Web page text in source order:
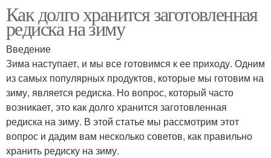
Как долго хранится заготовленная
редиска на зиму
Введение
Зима наступает, и мы все готовимся к ее приходу. Одним
из самых популярных продуктов, которые мы готовим на
зиму, является редиска. Но вопрос, который часто
возникает, это как долго хранится заготовленная
редиска на зиму. В этой статье мы рассмотрим этот
вопрос и дадим вам несколько советов, как правильно
хранить редиску на зиму.